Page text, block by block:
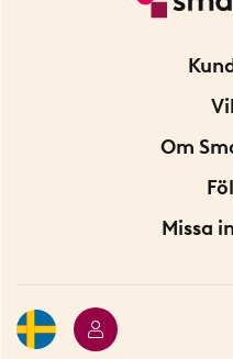
För
Frakt
Om
Blogg:
Missa